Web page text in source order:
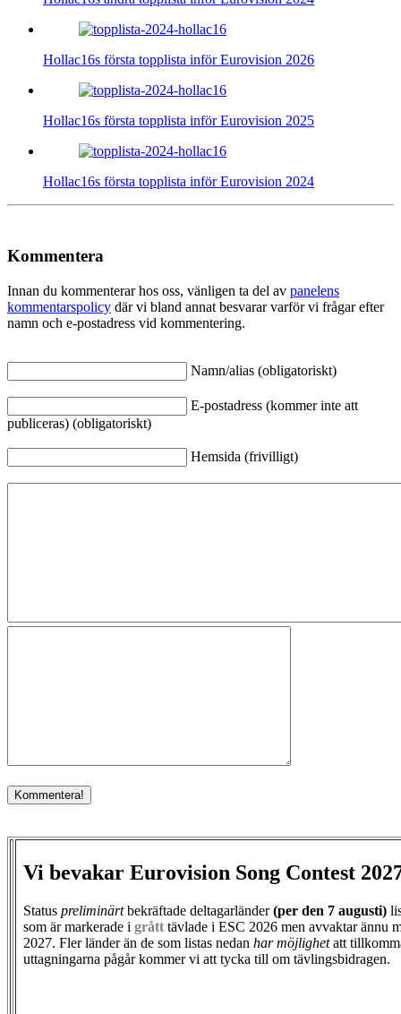
Hollac16s första topplista inför Eurovision 2026
Hollac16s första topplista inför Eurovision 2025
Hollac16s första topplista inför Eurovision 2024
Kommentera
Innan du kommenterar hos oss, vänligen ta del av panelens
kommentarspolicy där vi bland annat besvarar varför vi frågar efter
namn och e-postadress vid kommentering.
Namn/alias (obligatoriskt)
E-postadress (kommer inte att
publiceras) (obligatoriskt)
Hemsida (frivilligt)
Vi bevakar Eurovision Song Contest
Status preliminärtbekräftade deltagarländer(per den 7 augusti)
som är markerade i grått tävlade i ESC 2026 men avvaktar ännu
2027. Fler länder än de som listas nedan har möjlighetatt
uttagningarna pågår kommer vi att tycka till om tävlingsbidragen.